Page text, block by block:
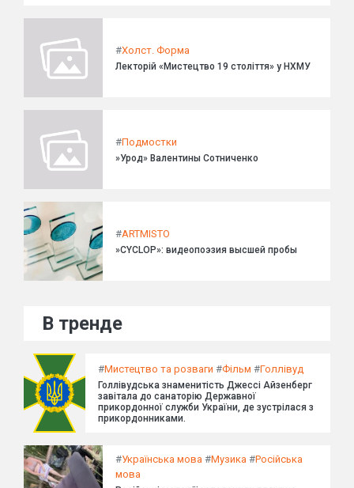
#Холст. Форма
Лекторій «Мистецтво 19 століття» у НХМУ
#Подмостки
»Урод» Валентины Сотниченко
#ARTMISTO
»CYCLOP»: видеопоэзия высшей пробы
В тренде
#Мистецтво та розваги #Фільм #Голлівуд
Голлівудська знаменитість Джессі Айзенберг
завітала до санаторію Державної
прикордонної служби України, де зустрілася з
прикордонниками.
#Українська мова #Музика #Російська
мова